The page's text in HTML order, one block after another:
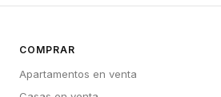
COMPRAR
Apartamentos en venta